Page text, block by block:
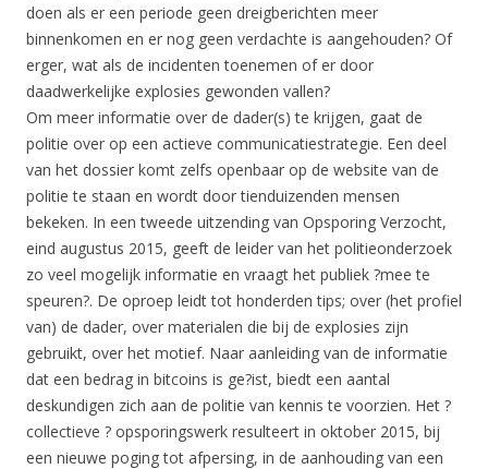
doen als er een periode geen dreigberichten meer
binnenkomen en er nog geen verdachte is aangehouden? Of
erger, wat als de incidenten toenemen of er door
daadwerkelijke explosies gewonden vallen?
Om meer informatie over de dader(s) te krijgen, gaat de
politie over op een actieve communicatiestrategie. Een deel
van het dossier komt zelfs openbaar op de website van de
politie te staan en wordt door tienduizenden mensen
bekeken. In een tweede uitzending van Opsporing Verzocht,
eind augustus 2015, geeft de leider van het politieonderzoek
zo veel mogelijk informatie en vraagt het publiek ?mee te
speuren?. De oproep leidt tot honderden tips; over (het profiel
van) de dader, over materialen die bij de explosies zijn
gebruikt, over het motief. Naar aanleiding van de informatie
dat een bedrag in bitcoins is ge?ist, biedt een aantal
deskundigen zich aan de politie van kennis te voorzien. Het ?
collectieve ? opsporingswerk resulteert in oktober 2015, bij
een nieuwe poging tot afpersing, in de aanhouding van een